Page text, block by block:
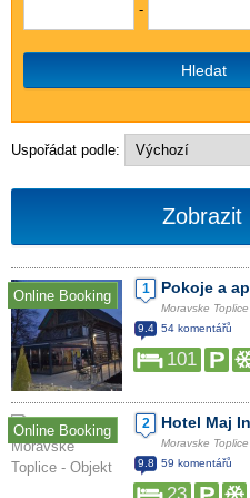
-
Hledat
Uspořádat podle:
Zobrazit
Online Booking 1 Pokoje a
Moravske
9.4 54 komentářů
101
Online Booking 2 Hotel Maj
Moravske
9.8
59 komentářů